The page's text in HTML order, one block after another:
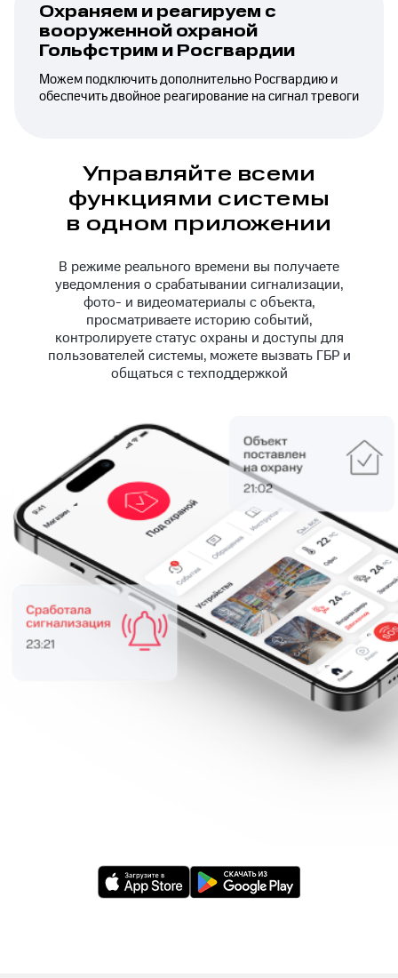
Охраняем и реагируем с
вооруженной охраной
Гольфстрим и Росгвардии
Можем подключить дополнительно Росгвардию и
обеспечить двойное реагирование на сигнал тревоги
Управляйте всеми
функциями системы
в одном приложении
В режиме реального времени вы получаете
уведомления о срабатывании сигнализации,
фото- и видеоматериалы с объекта,
просматриваете историю событий,
контролируете статус охраны и доступы для
пользователей системы, можете вызвать ГБР и
общаться с техподдержкой